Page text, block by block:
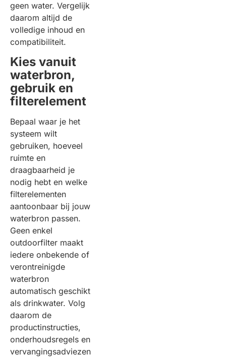
geen water. Vergelijk
daarom altijd de
volledige inhoud en
compatibiliteit.
Kies vanuit
waterbron,
gebruik en
filterelement
Bepaal waar je het
systeem wilt
gebruiken, hoeveel
ruimte en
draagbaarheid je
nodig hebt en welke
filterelementen
aantoonbaar bij jouw
waterbron passen.
Geen enkel
outdoorfilter maakt
iedere onbekende of
verontreinigde
waterbron
automatisch geschikt
als drinkwater. Volg
daarom de
productinstructies,
onderhoudsregels en
vervangingsadviezen